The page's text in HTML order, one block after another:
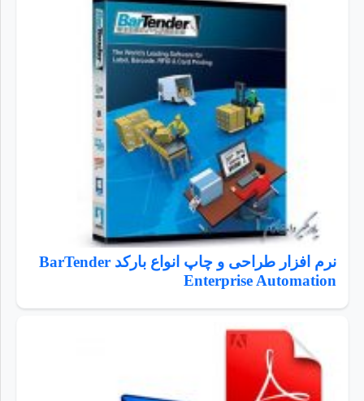
نرم افزار طراحی و چاپ انواع بارکد BarTender
Enterprise Automation